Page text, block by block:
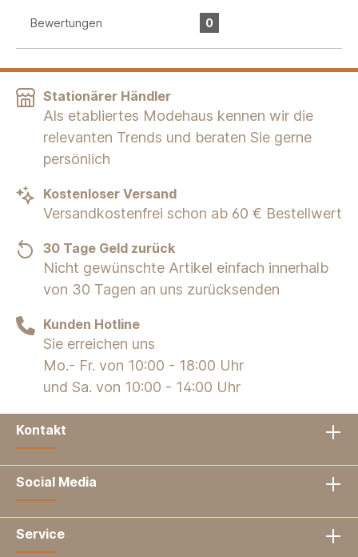
Bewertungen 0
Stationärer Händler
Als etabliertes Modehaus kennen wir die
relevanten Trends und beraten Sie gerne
persönlich
Kostenloser Versand
Versandkostenfrei schon ab 60 € Bestellwert
30 Tage Geld zurück
Nicht gewünschte Artikel einfach innerhalb
von 30 Tagen an uns zurücksenden
Kunden Hotline
Sie erreichen uns
Mo.- Fr. von 10:00 - 18:00 Uhr
und Sa. von 10:00 - 14:00 Uhr
Kontakt
Social Media
Service